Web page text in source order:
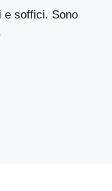
e soffici. Sono